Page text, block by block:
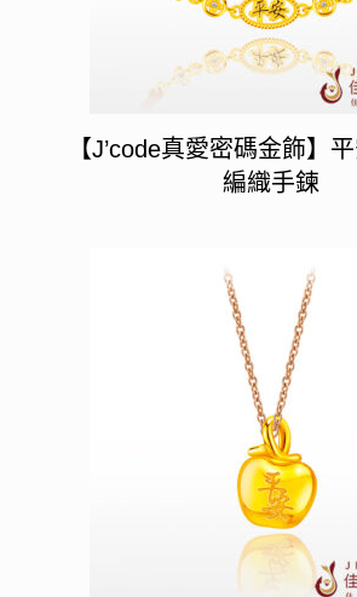
【J’code真愛密碼金飾】
編織手鍊